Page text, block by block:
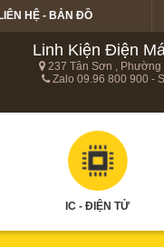
LIÊN HỆ - BẢN ĐỒ
Linh Kiện Điện
237 Tân Sơn , Phường
Zalo 09.96 800 900 -
IC - ĐIỆN TỬ